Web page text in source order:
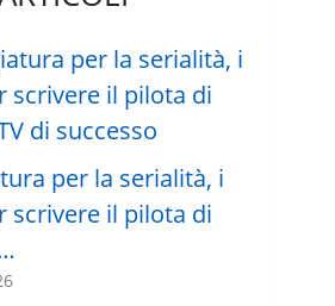
per la serialità, i
scrivere il pilota di